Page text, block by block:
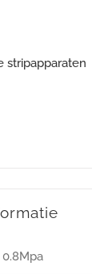
stripapparaten